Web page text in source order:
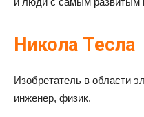
Никола Тесла
Изобретатель в области
инженер, физик.